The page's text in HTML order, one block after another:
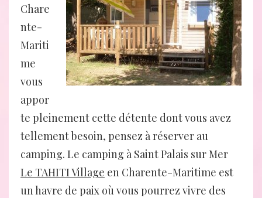
Chare
nte-
Mariti
me
vous
appor
te pleinement cette détente dont vous avez
tellement besoin, pensez à réserver au
camping. Le camping à Saint Palais sur Mer
Le TAHITI Village en Charente-Maritime est
un havre de paix où vous pourrez vivre des